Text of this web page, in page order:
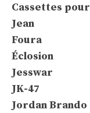
Cassettes
Jean
Foura
Éclosion
Jesswar
JK-47
Jordan Brando